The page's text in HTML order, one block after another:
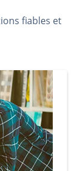
fiables et